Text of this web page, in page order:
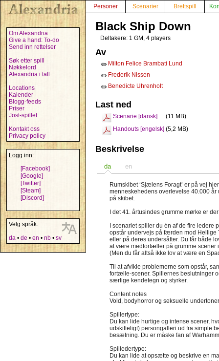
Om Alexandria
Give a hand: To-do
Send inn rettelser
Søk etter spill
Nøkkelord
Alexandria i tall
Locations
Kalender
Blogg-feeds
Priser
Jost-spillet
Kontakt oss
Privacy policy
Logg inn:
[Facebook]
[Google]
[Twitter]
[Steam]
[Discord]
Velg språk:
da • de • en • nb • sv
Personer Scenarier Brettspill
Black Ship Down
Deltakere: 1 GM, 4 players
Av
✏️ Milton Felice Brambati Lund
✏️ Frederik Nissen
✏️ Benedicte Uhrenholt
Last ned
Scenarie [dansk]
(11 MB)
Handouts [engelsk] (5,2 MB)
Beskrivelse
da en
Rumskibet ‘Sjælens Foragt’ er på vej
menneskehedens overlevelse 40.000
på skibet.
I det 41. årtusindes grumme mørke er
I scenariet spiller du én af de fire
opstår undervejs på færden mod Hellige
eller på deres undersåtter. Du får både
at være medfortæller på grumme scener
(Men du får altså ikke lov at være en
Til at afvikle problemerne som opstår,
fortælle-scener. Spillernes beslutninger
særlige kendetegn og styrker.
Content notes
Vold, bodyhorror og seksuelle
Spillertype:
Du kan lide hurtige og intense scener,
udskifteligt) persongalleri ud fra simple
besætning. Du er måske fan af
Spilledertype:
Du kan lide at opsætte og beskrive en